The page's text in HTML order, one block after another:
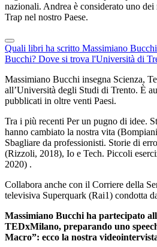
nazionali. Andrea è considerato uno
Trap nel nostro Paese.
Quali libri ha scritto Massimiano
Bucchi? Dove si trova l'Università di
Massimiano Bucchi insegna Scienza,
all’Università degli Studi di Trento. È
pubblicati in oltre venti Paesi.
Tra i più recenti Per un pugno di idee.
hanno cambiato la nostra vita
Sbagliare da professionisti. Storie di
(Rizzoli, 2018), Io e Tech. Piccoli
2020) .
Collabora anche con il Corriere della
televisiva Superquark (Rai1) condotta
Massimiano Bucchi ha partecipato
TEDxMilano, preparando uno
Macro”: ecco la nostra